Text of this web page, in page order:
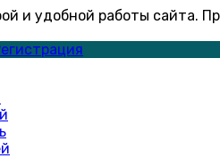
и удобной работы сайта.